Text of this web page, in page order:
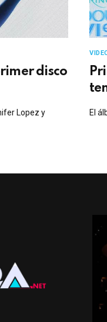
disco
Lopez y
El